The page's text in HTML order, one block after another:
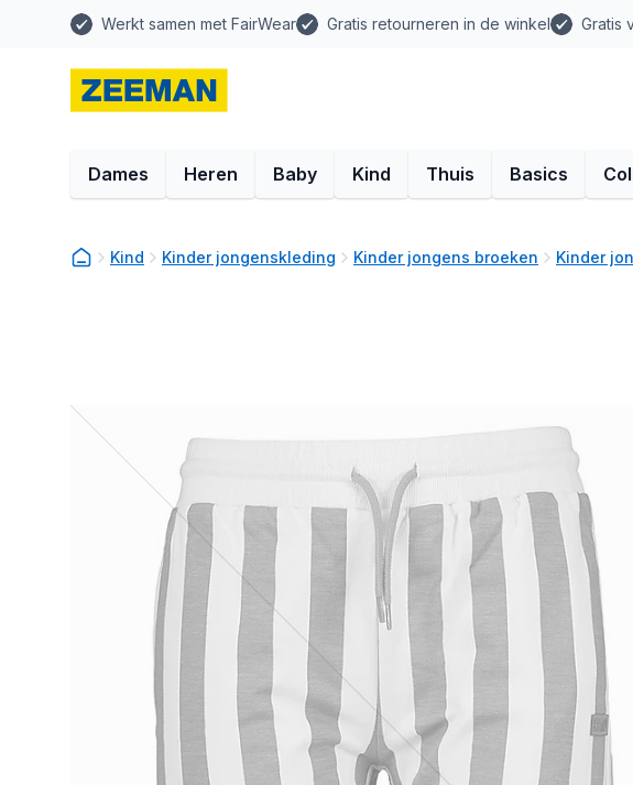
Werkt samen met FairWear Gratis retourneren in de winkel Gratis
Dames Heren Baby Kind Thuis Basics
Kind Kinder jongenskleding Kinder jongens broeken Kinder